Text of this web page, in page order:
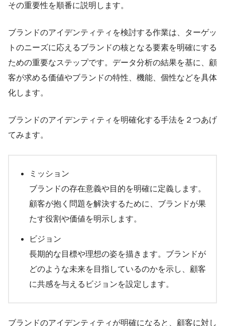
その重要性を順番に説明します。
ブランドのアイデンティティを検討する作業は、ターゲッ
トのニーズに応えるブランドの核となる要素を明確にする
ための重要なステップです。データ分析の結果を基に、顧
客が求める価値やブランドの特性、機能、個性などを具体
化します。
ブランドのアイデンティティを明確化する手法を２つあげ
てみます。
ミッション
ブランドの存在意義や目的を明確に定義します。
顧客が抱く問題を解決するために、ブランドが果
たす役割や価値を明示します。
ビジョン
長期的な目標や理想の姿を描きます。ブランドが
どのような未来を目指しているのかを示し、顧客
に共感を与えるビジョンを設定します。
ブランドのアイデンティティが明確になると、顧客に対し